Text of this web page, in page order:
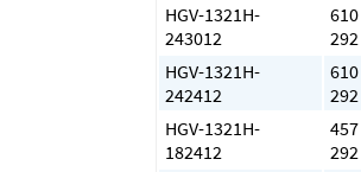
HGV-1321H-
243012
292
HGV-1321H-
242412
292
HGV-1321H-
182412
292